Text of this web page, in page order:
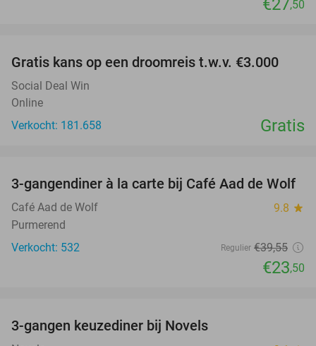
€27,50
Gratis kans op een droomreis t.w.v. €3.000
Social Deal Win
Online
Verkocht: 181.658
Gratis
41%
3-gangendiner à la carte bij Café Aad de Wolf
Café Aad de Wolf 9.8 star
Purmerend
Verkocht: 532
Regulier €39,55
€23,50
3-gangen keuzediner bij Novels